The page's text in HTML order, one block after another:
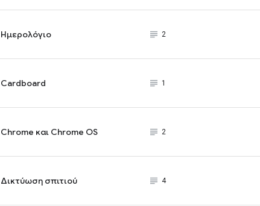
Ημερολόγιο subject_black
2
Cardboard subject_black
1
Chrome και Chrome OS subject_black
2
Δικτύωση σπιτιού subject_black
4